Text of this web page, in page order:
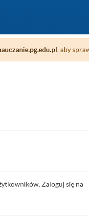
, aby
Zaloguj się na